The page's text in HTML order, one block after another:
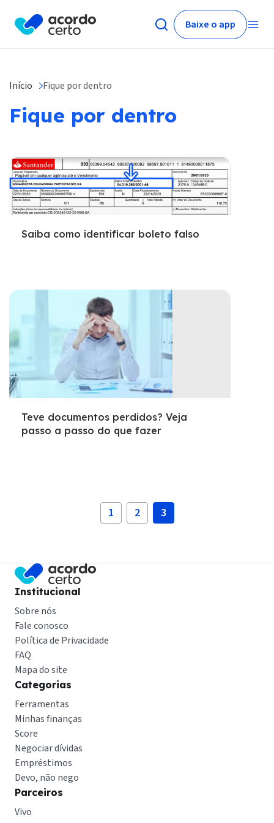
Baixe o app
Início Fique por dentro
Fique por dentro
Saiba como identificar boleto falso
Teve documentos perdidos? Veja
passo a passo do que fazer
1 2 3
Institucional
Sobre nós
Fale conosco
Política de Privacidade
FAQ
Mapa do site
Categorias
Ferramentas
Minhas finanças
Score
Negociar dívidas
Empréstimos
Devo, não nego
Parceiros
Vivo